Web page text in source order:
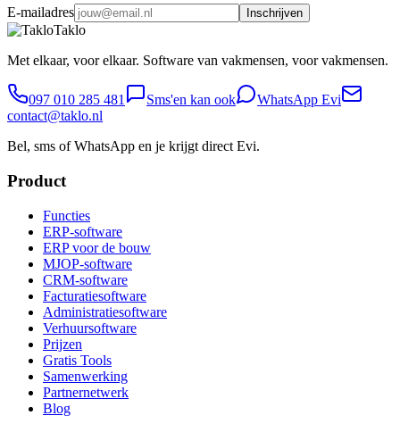
E-mailadres Inschrijven
Taklo
Met elkaar, voor elkaar. Software van vakmensen, voor vakmensen.
097 010 285 481 Sms'en kan ook
WhatsApp Evi
contact@taklo.nl
Bel, sms of WhatsApp en je krijgt direct Evi.
Product
Functies
ERP-software
ERP voor de bouw
MJOP-software
CRM-software
Facturatiesoftware
Administratiesoftware
Verhuursoftware
Prijzen
Gratis Tools
Samenwerking
Partnernetwerk
Blog